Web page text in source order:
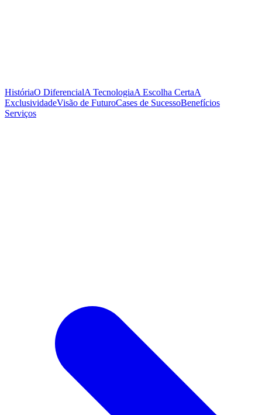
HistóriaO DiferencialA TecnologiaA Escolha CertaA
ExclusividadeVisão de FuturoCases de SucessoBenefícios
Serviços